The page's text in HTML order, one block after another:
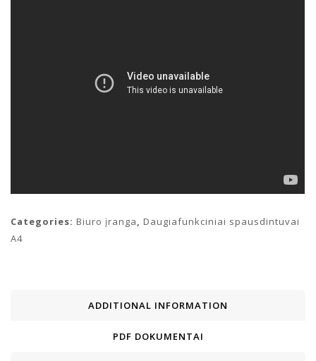
Categories: Biuro įranga
Daugiafunkciniai spausdintuvai
A4
ADDITIONAL INFORMATION
PDF DOKUMENTAI